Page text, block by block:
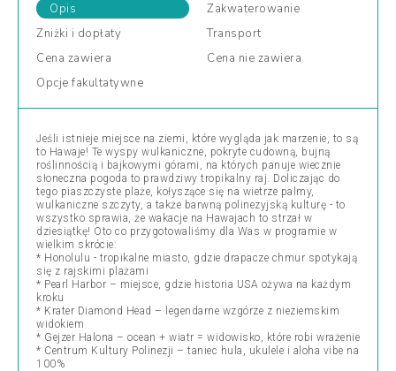
Opis
Zakwaterowanie
Zniżki i dopłaty
Transport
Cena zawiera Cena nie zawiera
Opcje fakultatywne
Jeśli istnieje miejsce na ziemi, które wygląda jak marzenie, to są
to Hawaje! Te wyspy wulkaniczne, pokryte cudowną, bujną
roślinnością i bajkowymi górami, na których panuje wiecznie
słoneczna pogoda to prawdziwy tropikalny raj. Doliczając do
tego piaszczyste plaże, kołyszące się na wietrze palmy,
wulkaniczne szczyty, a także barwną polinezyjską kulturę - to
wszystko sprawia, że wakacje na Hawajach to strzał w
dziesiątkę! Oto co przygotowaliśmy dla Was w programie w
wielkim skrócie:
* Honolulu - tropikalne miasto, gdzie drapacze chmur spotykają
się z rajskimi plażami
* Pearl Harbor – miejsce, gdzie historia USA ożywa na każdym
kroku
* Krater Diamond Head – legendarne wzgórze z nieziemskim
widokiem
* Gejzer Halona – ocean + wiatr = widowisko, które robi wrażenie
* Centrum Kultury Polinezji – taniec hula, ukulele i aloha vibe na
100%